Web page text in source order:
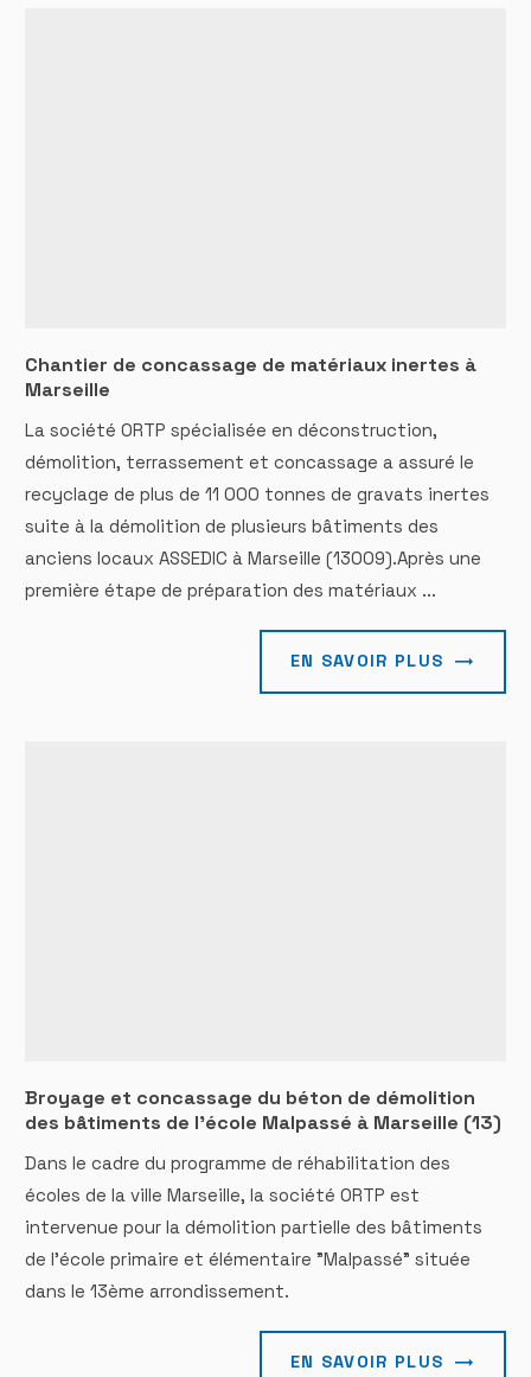
Chantier de concassage de matériaux inertes à
Marseille
La société ORTP spécialisée en déconstruction,
démolition, terrassement et concassage a assuré le
recyclage de plus de 11 000 tonnes de gravats inertes
suite à la démolition de plusieurs bâtiments des
anciens locaux ASSEDIC à Marseille (13009).Après une
première étape de préparation des matériaux ...
EN SAVOIR PLUS
Broyage et concassage du béton de démolition
des bâtiments de l'école Malpassé à Marseille (13)
Dans le cadre du programme de réhabilitation des
écoles de la ville Marseille, la société ORTP est
intervenue pour la démolition partielle des bâtiments
de l'école primaire et élémentaire "Malpassé" située
dans le 13ème arrondissement.
EN SAVOIR PLUS